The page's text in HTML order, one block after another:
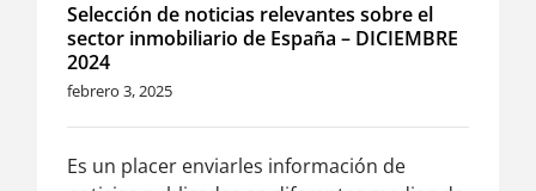
Selección de noticias relevantes sobre el
sector inmobiliario de España – DICIEMBRE
2024
febrero 3, 2025
Es un placer enviarles información de